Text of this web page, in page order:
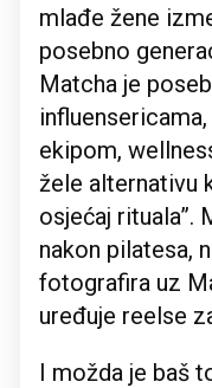
mlađe žene
posebno
Matcha je
ekipom,
žele alternativu
osjećaj rituala”.
nakon pilatesa,
fotografira uz
uređuje reelse
I možda je baš